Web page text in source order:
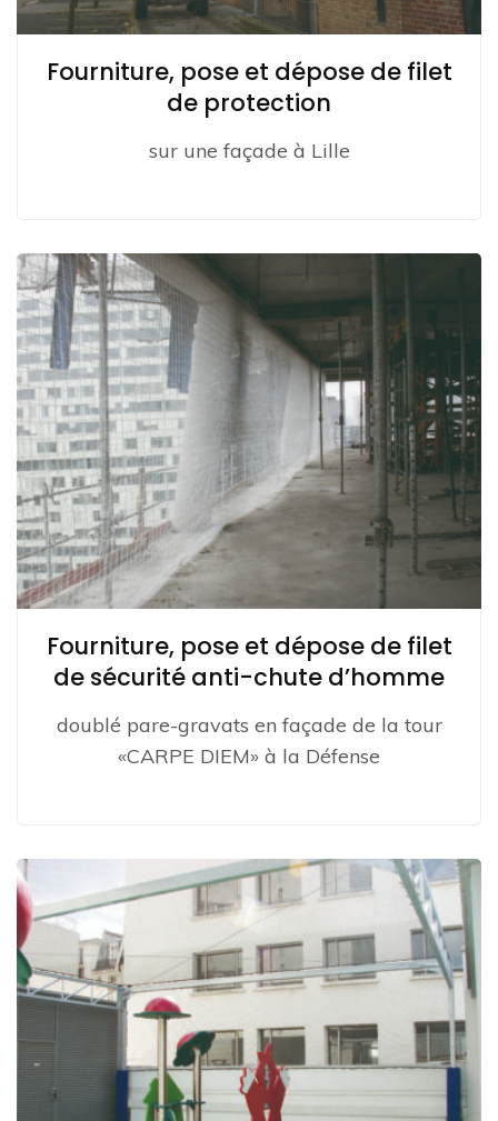
Fourniture, pose et dépose de filet
de protection
sur une façade à Lille
Fourniture, pose et dépose de filet
de sécurité anti-chute d’homme
doublé pare-gravats en façade de la tour
«CARPE DIEM» à la Défense